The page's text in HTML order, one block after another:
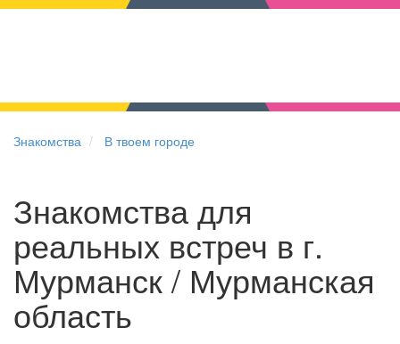
Знакомства В твоем городе
Знакомства для
реальных встреч в г.
Мурманск / Мурманская
область